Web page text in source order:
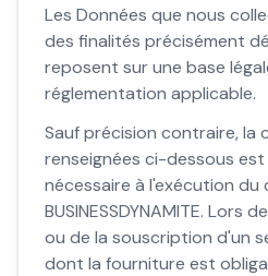
Les Données que nous
des finalités précisément
reposent sur une base
réglementation applicable.
Sauf précision contraire, la
renseignées ci-dessous
nécessaire à l'exécution
BUSINESSDYNAMITE. Lors
ou de la souscription d'un
dont la fourniture est